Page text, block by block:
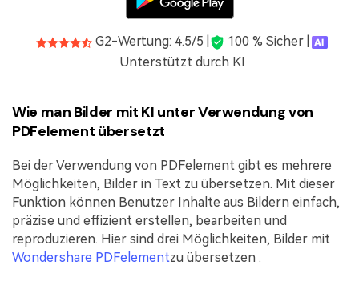
G2-Wertung: 4.5/5 |
100 % Sicher |
Unterstützt durch KI
Wie man Bilder mit KI unter Verwendung von
PDFelement übersetzt
Bei der Verwendung von PDFelement gibt es mehrere
Möglichkeiten, Bilder in Text zu übersetzen. Mit dieser
Funktion können Benutzer Inhalte aus Bildern einfach,
präzise und effizient erstellen, bearbeiten und
reproduzieren. Hier sind drei Möglichkeiten, Bilder mit
Wondershare PDFelementzu übersetzen .